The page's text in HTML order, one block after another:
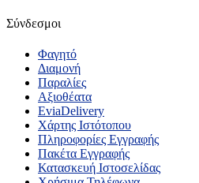
Σύνδεσμοι
Φαγητό
Διαμονή
Παραλίες
Αξιοθέατα
EviaDelivery
Χάρτης Ιστότοπου
Πληροφορίες Εγγραφής
Πακέτα Εγγραφής
Κατασκευή Ιστοσελίδας